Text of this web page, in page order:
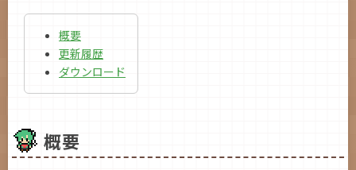
概要
更新履歴
ダウンロード
概要